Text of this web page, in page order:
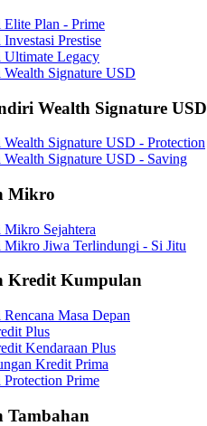
Plan - Prime
Prestise
Ultimate Legacy
Signature USD
Wealth Signature USD
Signature USD - Protection
Signature USD - Saving
Mikro
Sejahtera
Mikro Jiwa Terlindungi - Si Jitu
Kredit Kumpulan
Masa Depan
Plus
Kendaraan Plus
Kredit Prima
Prime
Tambahan